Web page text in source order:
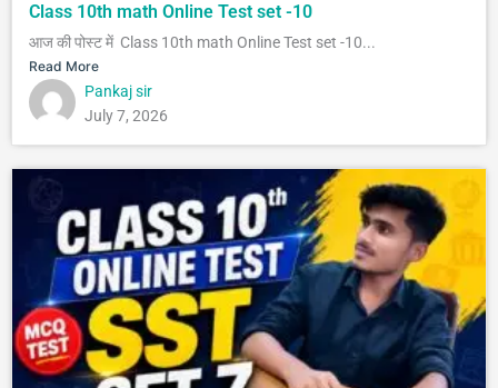
Class 10th math Online Test set -10
आज की पोस्ट में Class 10th math Online Test set -10...
Read More
Pankaj sir
July 7, 2026